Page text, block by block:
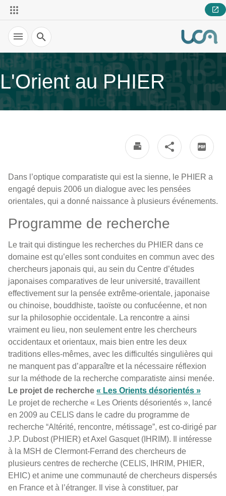
Recherche
L'Orient au PHIER
Dans l’optique comparatiste qui est la sienne, le PHIER a
engagé depuis 2006 un dialogue avec les pensées
orientales, qui a donné naissance à plusieurs événements.
Programme de recherche
Le trait qui distingue les recherches du PHIER dans ce
domaine est qu’elles sont conduites en commun avec des
chercheurs japonais qui, au sein du Centre d’études
japonaises comparatives de leur université, travaillent
effectivement sur la pensée extrême-orientale, japonaise
ou chinoise, bouddhiste, taoïste ou confucéenne, et non
sur la philosophie occidentale. La rencontre a ainsi
vraiment eu lieu, non seulement entre les chercheurs
occidentaux et orientaux, mais bien entre les deux
traditions elles-mêmes, avec les difficultés singulières qui
ne manquent pas d’apparaître et la nécessaire réflexion
sur la méthode de la recherche comparatiste ainsi menée.
Le projet de recherche « Les Orients désorientés »
Le projet de recherche « Les Orients désorientés », lancé
en 2009 au CELIS dans le cadre du programme de
recherche “Altérité, rencontre, métissage”, est co-dirigé par
J.P. Dubost (PHIER) et Axel Gasquet (IHRIM). Il intéresse
à la MSH de Clermont-Ferrand des chercheurs de
plusieurs centres de recherche (CELIS, IHRIM, PHIER,
EHIC) et anime une communauté de chercheurs dispersés
en France et à l’étranger. Il vise à constituer, par